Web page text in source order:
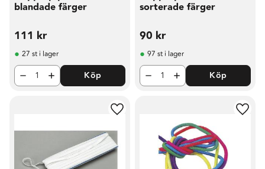
blandade färger
111 kr
27 st i lager
Köp
sorterade färger
90 kr
97 st i lager
Köp
Lägg till i favoriter